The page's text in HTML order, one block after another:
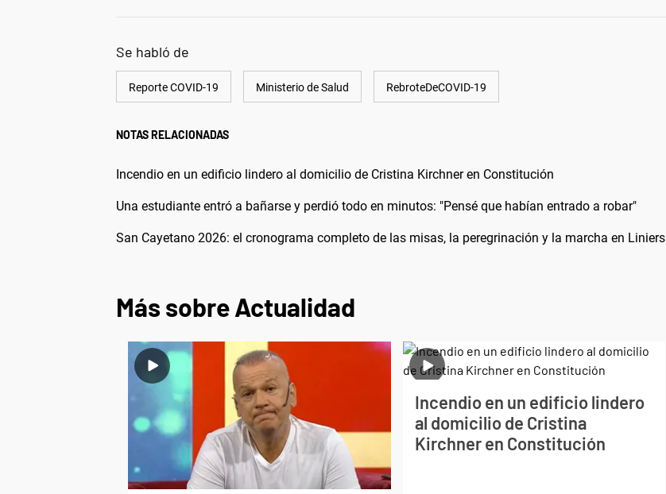
Se habló de
Reporte COVID-19 Ministerio de Salud RebroteDeCOVID-19
NOTAS RELACIONADAS
Incendio en un edificio lindero al domicilio de Cristina Kirchner en Constitución
Una estudiante entró a bañarse y perdió todo en minutos: "Pensé que habían entrado a robar"
San Cayetano 2026: el cronograma completo de las misas, la peregrinación y la marcha en Liniers
Más sobre Actualidad
Incendio en un edificio lindero
al domicilio de Cristina
Kirchner en Constitución